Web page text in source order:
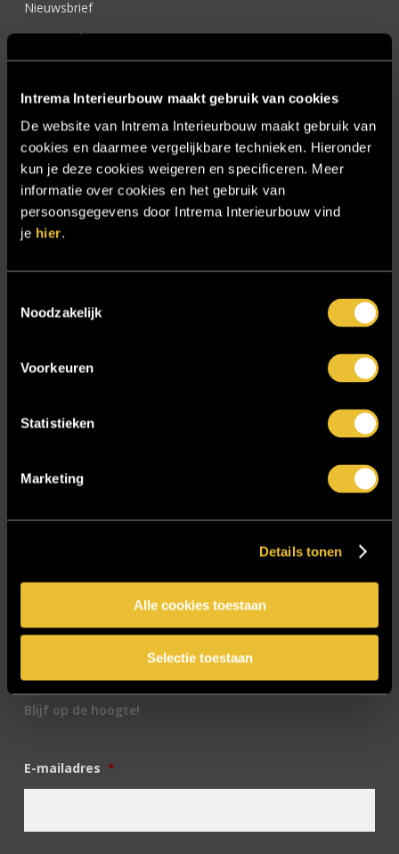
Intrema Interieurbouw maakt gebruik van cookies
De website van Intrema Interieurbouw maakt gebruik van
cookies en daarmee vergelijkbare technieken. Hieronder
kun je deze cookies weigeren en specificeren. Meer
informatie over cookies en het gebruik van
persoonsgegevens door Intrema Interieurbouw vind
je hier.
Noodzakelijk
Voorkeuren
Statistieken
Marketing
Details tonen
Alle cookies toestaan
Selectie toestaan
Nieuwsbrief
Onze werkwijze
Particulier
Particulier project: Harmonieuze woonvilla
Particulier project: Luxueus Appartement
Particulier project: Luxueuze elegantie
Particulier project: Moderne Woonvilla
Projecten
Samenwerken
Showroom
TV lift
Vacature Allround monteur interieurbouwer
Blijf op de hoogte!
E-mailadres *